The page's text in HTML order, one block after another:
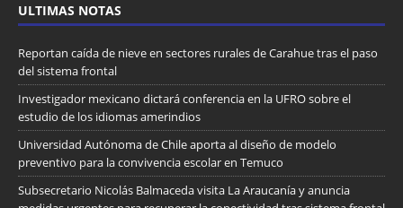
ULTIMAS NOTAS
Reportan caída de nieve en sectores rurales de Carahue tras el paso
del sistema frontal
Investigador mexicano dictará conferencia en la UFRO sobre el
estudio de los idiomas amerindios
Universidad Autónoma de Chile aporta al diseño de modelo
preventivo para la convivencia escolar en Temuco
Subsecretario Nicolás Balmaceda visita La Araucanía y anuncia